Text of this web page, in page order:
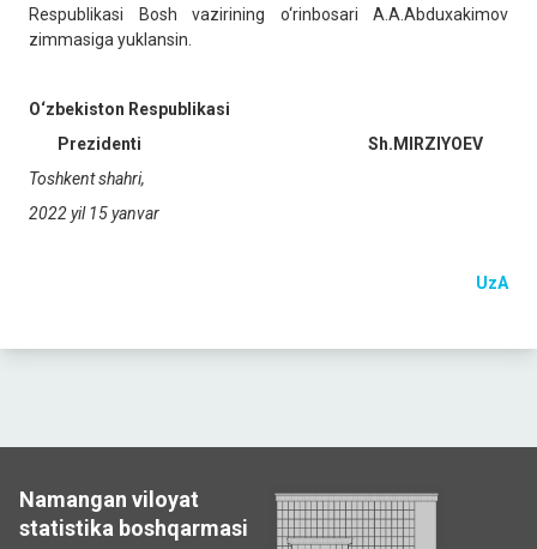
Respublikasi Bosh vazirining o‘rinbosari A.A.Abduxakimov
zimmasiga yuklansin.
O‘zbekiston Respublikasi
Prezidenti Sh.MIRZIYOEV
Toshkent shahri,
2022 yil 15 yanvar
UzA
Namangan viloyat
statistika boshqarmasi